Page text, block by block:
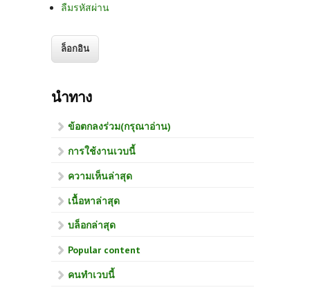
ลืมรหัสผ่าน
นำทาง
ข้อตกลงร่วม(กรุณาอ่าน)
การใช้งานเวบนี้
ความเห็นล่าสุด
เนื้อหาล่าสุด
บล็อกล่าสุด
Popular content
คนทำเวบนี้